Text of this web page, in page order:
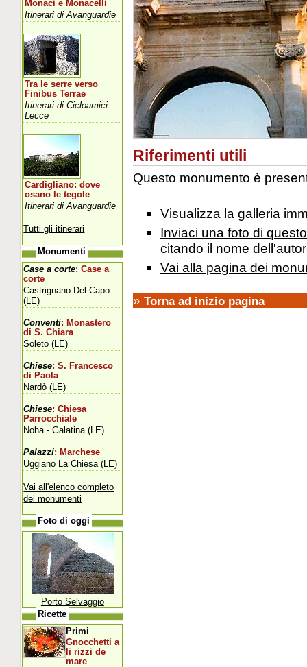
Riferimenti utili
Questo monumento è
Visualizza la galleria
Inviaci una foto di
citando il nome
Vai alla pagina dei
» Torna ad inizio pagina
Monaci e Monacelli
Itinerari di Avanguardie
Tra le serre verso
Finibus Terrae
Itinerari di Cicloamici
Lecce
Cardigliano: dove
osano le tegole
Itinerari di Avanguardie
Tutti gli itinerari
Monumenti
Case a corte: Case a
corte
Castrignano Del Capo
(LE)
Conventi: Monastero
di S. Chiara
Soleto (LE)
Chiese: S. Francesco
di Paola
Nardò (LE)
Chiese: Chiesa
Parrocchiale
Noha - Galatina (LE)
Palazzi: Marchese
Uggiano La Chiesa (LE)
Vai all'elenco completo
dei monumenti
Foto di oggi
Porto Selvaggio
Ricette
Primi
Gnocchetti a
li rizzi de
mare